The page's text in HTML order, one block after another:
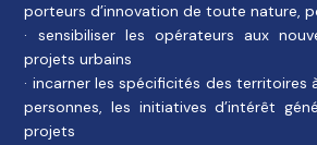
porteurs d’innovation de toute nature,
· sensibiliser les opérateurs aux
projets urbains
· incarner les spécificités des territoires
personnes, les initiatives d’intérêt
projets